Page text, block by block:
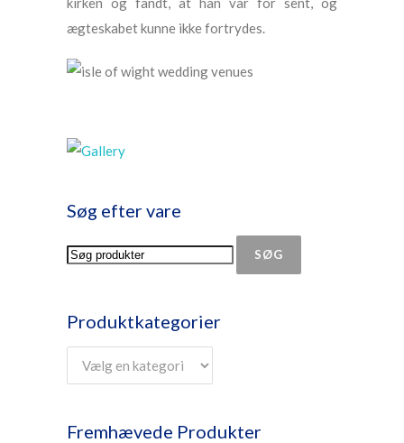
ægteskabet kunne ikke fortrydes.
Søg efter vare
SØG
Produktkategorier
Fremhævede Produkter